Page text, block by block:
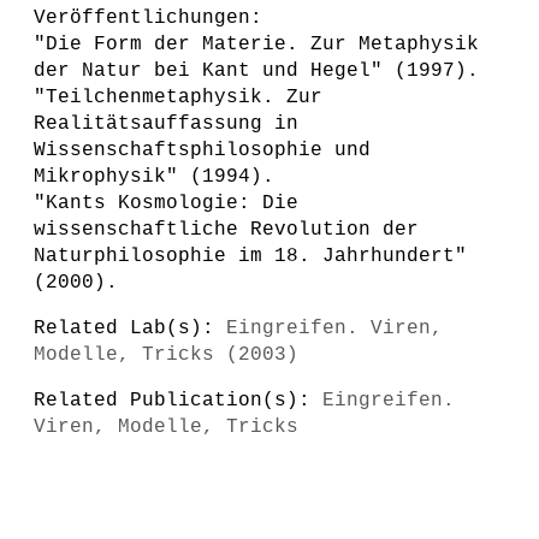
Veröffentlichungen:
"Die Form der Materie. Zur Metaphysik
der Natur bei Kant und Hegel" (1997).
"Teilchenmetaphysik. Zur
Realitätsauffassung in
Wissenschaftsphilosophie und
Mikrophysik" (1994).
"Kants Kosmologie: Die
wissenschaftliche Revolution der
Naturphilosophie im 18. Jahrhundert"
(2000).
Related Lab(s): Eingreifen. Viren,
Modelle, Tricks (2003)
Related Publication(s): Eingreifen.
Viren, Modelle, Tricks